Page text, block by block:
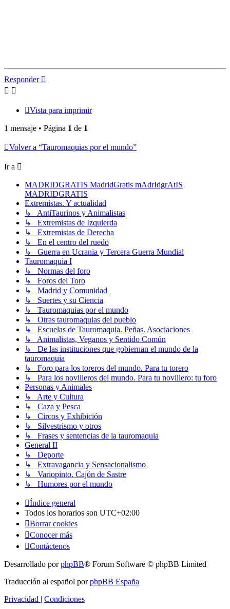
Responder
Vista para imprimir
1 mensaje • Página 1 de 1
Volver a “Tauromaquias por el mundo”
Ir a
MADRIDGRATIS MadridGratis mAdrIdgrAtIS
MADRIDGRATIS
Extremistas. Y actualidad
↳ AntiTaurinos y Animalistas
↳ Extremistas de Izquierda
↳ Extremistas de Derecha
↳ En el centro del ruedo
↳ Guerra en Ucrania y Tercera Guerra Mundial
Tauromaquia I
↳ Normas del foro
↳ Foros del Toro
↳ Madrid y Comunidad
↳ Suertes y su Ciencia
↳ Tauromaquias por el mundo
↳ Otras tauromaquias del pueblo
↳ Escuelas de Tauromaquia. Peñas. Asociaciones
↳ Animalistas, Veganos y Sentido Común
↳ De las instituciones que gobiernan el mundo de la
tauromaquia
↳ Foro para los toreros del mundo. Para tu torero
↳ Para los novilleros del mundo. Para tu novillero: tu foro
Personas y Animales
↳ Arte y Cultura
↳ Caza y Pesca
↳ Circos y Exhibición
↳ Silvestrismo y otros
↳ Frases y sentencias de la tauromaquia
General II
↳ Deporte
↳ Extravagancia y Sensacionalismo
↳ Variopinto. Cajón de Sastre
↳ Humores por el mundo
Índice general
Todos los horarios son UTC+02:00
Borrar cookies
Conocer más
Contáctenos
Desarrollado porphpBB® Forum Software © phpBB Limited
Traducción al español porphpBB España
Privacidad | Condiciones